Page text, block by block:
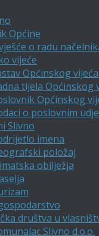
Općine
o radu
vijeće
Općinskog vijeća
tijela Općinskog
Općinskog
o poslovnim
Slivno
imena
položaj
obilježja
društva u
Slivno d.o.o.